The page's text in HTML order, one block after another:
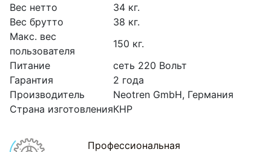
Вес нетто
34 кг.
Вес брутто
38 кг.
Макс. вес
пользователя
150 кг.
Питание
сеть 220 Вольт
Гарантия
2 года
Производитель
Neotren GmbH, Германия
Страна изготовленияКНР
Профессиональная